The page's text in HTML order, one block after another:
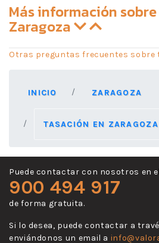
Más información
Zaragoza
Otras preguntas frecuentes sobre
INICIO ZARAGOZA
TASACIÓN EN ZARAGOZA
Puede contactar con nosotros en
900 494 917
de forma gratuita.
Si lo desea, puede contactar a
enviándonos un email a